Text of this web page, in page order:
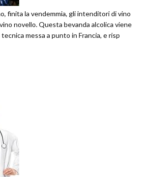
finita la vendemmia, gli intenditori di vino
novello. Questa bevanda alcolica viene
messa a punto in Francia, e risp